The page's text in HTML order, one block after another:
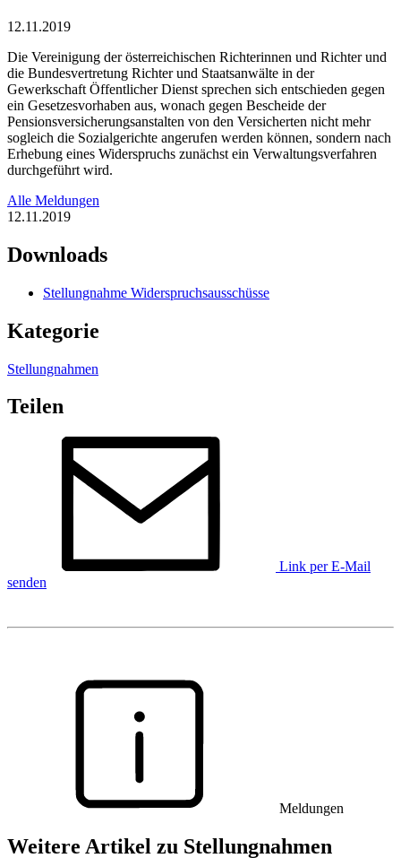
12.11.2019
Die Vereinigung der österreichischen Richterinnen und Richter und
die Bundesvertretung Richter und Staatsanwälte in der
Gewerkschaft Öffentlicher Dienst sprechen sich entschieden gegen
ein Gesetzesvorhaben aus, wonach gegen Bescheide der
Pensionsversicherungsanstalten von den Versicherten nicht mehr
sogleich die Sozialgerichte angerufen werden können, sondern nach
Erhebung eines Widerspruchs zunächst ein Verwaltungsverfahren
durchgeführt wird.
Alle Meldungen
12.11.2019
Downloads
Stellungnahme Widerspruchsausschüsse
Kategorie
Stellungnahmen
Teilen
Link per E-Mail
senden
Meldungen
Weitere Artikel zu Stellungnahmen